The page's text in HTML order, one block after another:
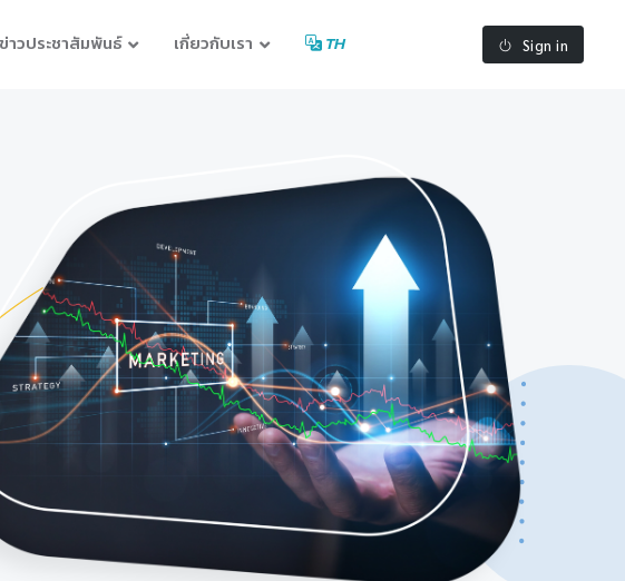
ข่าวประชาสัมพันธ์ เกี่ยวกับเรา TH Sign in